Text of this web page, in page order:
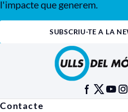
l'impacte que generem.
SUBSCRIU-TE A LA
Contacte